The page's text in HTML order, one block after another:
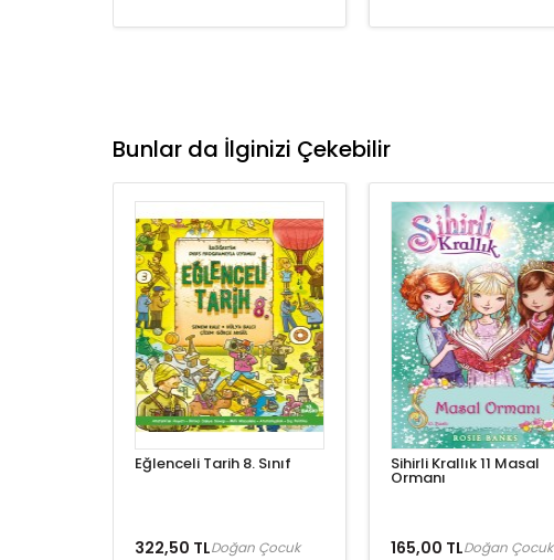
Bunlar da İlginizi Çekebilir
Eğlenceli Tarih 8. Sınıf
322,50 TLDoğan Çocuk
Sihirli Krallık 11 Masal
Ormanı
165,00 TLDoğan Çocuk